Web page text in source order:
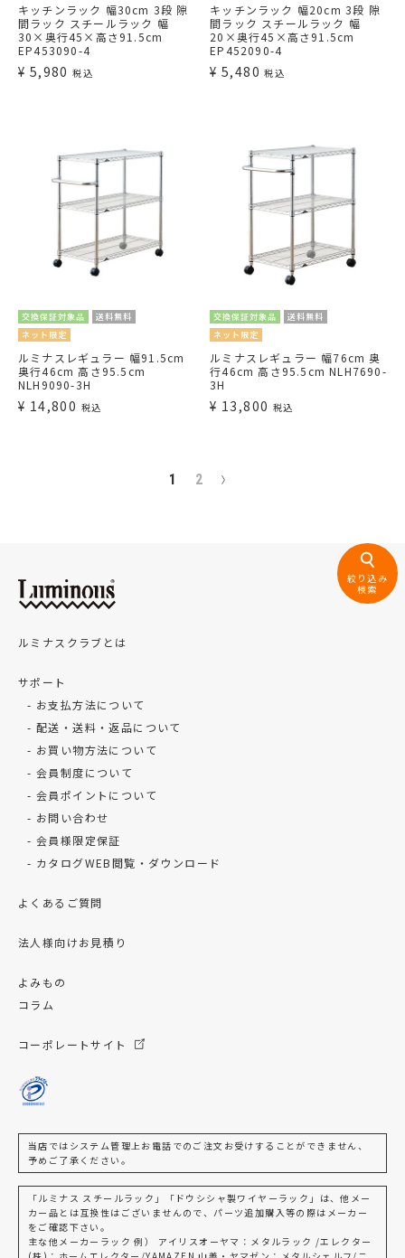
キッチンラック 幅30cm 3段 隙
間ラック スチールラック 幅
30×奥行45×高さ91.5cm
EP453090-4
¥ 5,980 税込
キッチンラック 幅20cm 3段 隙
間ラック スチールラック 幅
20×奥行45×高さ91.5cm
EP452090-4
¥ 5,480 税込
交換保証対象品
送料無料
ネット限定
ルミナスレギュラー 幅91.5cm
奥行46cm 高さ95.5cm
NLH9090-3H
¥ 14,800 税込
交換保証対象品
送料無料
ネット限定
ルミナスレギュラー 幅76cm 奥
行46cm 高さ95.5cm NLH7690-
3H
¥ 13,800 税込
1 2
絞り込み
検索
ルミナスクラブとは
サポート
お支払方法について
配送・送料・返品について
お買い物方法について
会員制度について
会員ポイントについて
お問い合わせ
会員様限定保証
カタログWEB閲覧・ダウンロード
よくあるご質問
法人様向けお見積り
よみもの
コラム
コーポレートサイト
当店ではシステム管理上お電話でのご注文お受けすることができません、
予めご了承ください。
「ルミナス スチールラック」「ドウシシャ製ワイヤーラック」は、他メー
カー品とは互換性はございませんので、パーツ追加購入等の際はメーカー
をご確認下さい。
主な他メーカーラック 例） アイリスオーヤマ：メタルラック /エレクター